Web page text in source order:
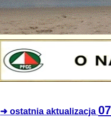
➜ ostatnia aktualizacja